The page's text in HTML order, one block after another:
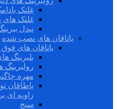
غلتک
غلتک های
نیدل
یاتاقان های نصب شده
یاتاقان های فوق
بلبرینگ
رولبرینگ
مهره
یاطاقان
زاویه ای
سنج